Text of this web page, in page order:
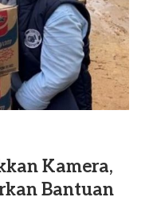
Kamera,
Bantuan